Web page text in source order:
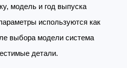
модель и год выпуска
используются как
выбора модели система
детали.